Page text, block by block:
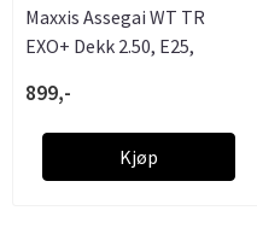
Maxxis Assegai WT TR
EXO+ Dekk 2.50, E25,
899,-
Kjøp